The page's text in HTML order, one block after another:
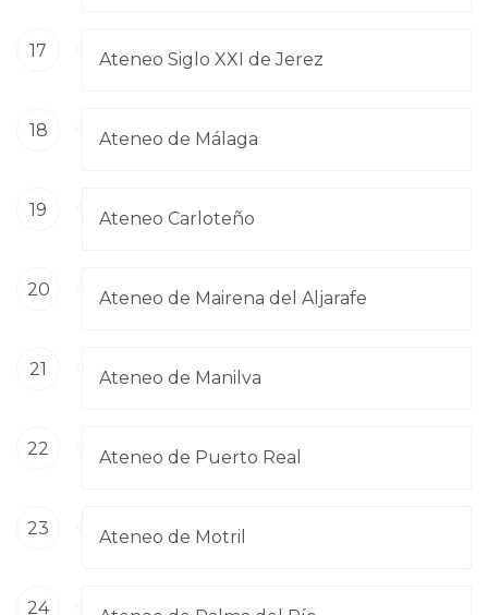
17 Ateneo Siglo XXI de Jerez
18 Ateneo de Málaga
19 Ateneo Carloteño
20 Ateneo de Mairena del Aljarafe
21 Ateneo de Manilva
22 Ateneo de Puerto Real
23 Ateneo de Motril
24